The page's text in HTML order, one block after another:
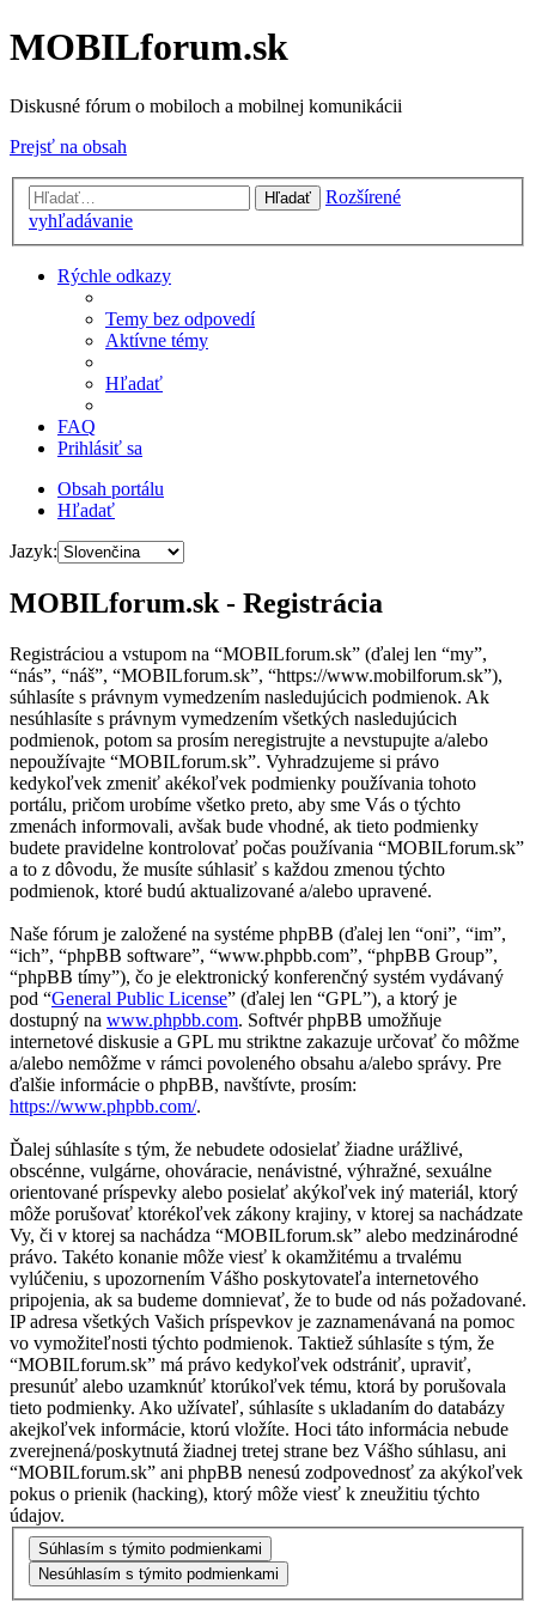
MOBILforum.sk
Diskusné fórum o mobiloch a mobilnej komunikácii
Prejsť na obsah
Hľadať
Rozšírené
vyhľadávanie
Rýchle odkazy
Temy bez odpovedí
Aktívne témy
Hľadať
FAQ
Prihlásiť sa
Obsah portálu
Hľadať
Jazyk:
MOBILforum.sk - Registrácia
Registráciou a vstupom na “MOBILforum.sk” (ďalej len “my”,
“nás”, “náš”, “MOBILforum.sk”, “https://www.mobilforum.sk”),
súhlasíte s právnym vymedzením nasledujúcich podmienok. Ak
nesúhlasíte s právnym vymedzením všetkých nasledujúcich
podmienok, potom sa prosím neregistrujte a nevstupujte a/alebo
nepoužívajte “MOBILforum.sk”. Vyhradzujeme si právo
kedykoľvek zmeniť akékoľvek podmienky používania tohoto
portálu, pričom urobíme všetko preto, aby sme Vás o týchto
zmenách informovali, avšak bude vhodné, ak tieto podmienky
budete pravidelne kontrolovať počas používania “MOBILforum.sk”
a to z dôvodu, že musíte súhlasiť s každou zmenou týchto
podmienok, ktoré budú aktualizované a/alebo upravené.
Naše fórum je založené na systéme phpBB (ďalej len “oni”, “im”,
“ich”, “phpBB software”, “www.phpbb.com”, “phpBB Group”,
“phpBB tímy”), čo je elektronický konferenčný systém vydávaný
pod “General Public License” (ďalej len “GPL”), a ktorý je
dostupný na www.phpbb.com. Softvér phpBB umožňuje
internetové diskusie a GPL mu striktne zakazuje určovať čo môžme
a/alebo nemôžme v rámci povoleného obsahu a/alebo správy. Pre
ďalšie informácie o phpBB, navštívte, prosím:
https://www.phpbb.com/.
Ďalej súhlasíte s tým, že nebudete odosielať žiadne urážlivé,
obscénne, vulgárne, ohováracie, nenávistné, výhražné, sexuálne
orientované príspevky alebo posielať akýkoľvek iný materiál, ktorý
môže porušovať ktorékoľvek zákony krajiny, v ktorej sa nachádzate
Vy, či v ktorej sa nachádza “MOBILforum.sk” alebo medzinárodné
právo. Takéto konanie môže viesť k okamžitému a trvalému
vylúčeniu, s upozornením Vášho poskytovateľa internetového
pripojenia, ak sa budeme domnievať, že to bude od nás požadované.
IP adresa všetkých Vašich príspevkov je zaznamenávaná na pomoc
vo vymožiteľnosti týchto podmienok. Taktiež súhlasíte s tým, že
“MOBILforum.sk” má právo kedykoľvek odstrániť, upraviť,
presunúť alebo uzamknúť ktorúkoľvek tému, ktorá by porušovala
tieto podmienky. Ako užívateľ, súhlasíte s ukladaním do databázy
akejkoľvek informácie, ktorú vložíte. Hoci táto informácia nebude
zverejnená/poskytnutá žiadnej tretej strane bez Vášho súhlasu, ani
“MOBILforum.sk” ani phpBB nenesú zodpovednosť za akýkoľvek
pokus o prienik (hacking), ktorý môže viesť k zneužitiu týchto
údajov.